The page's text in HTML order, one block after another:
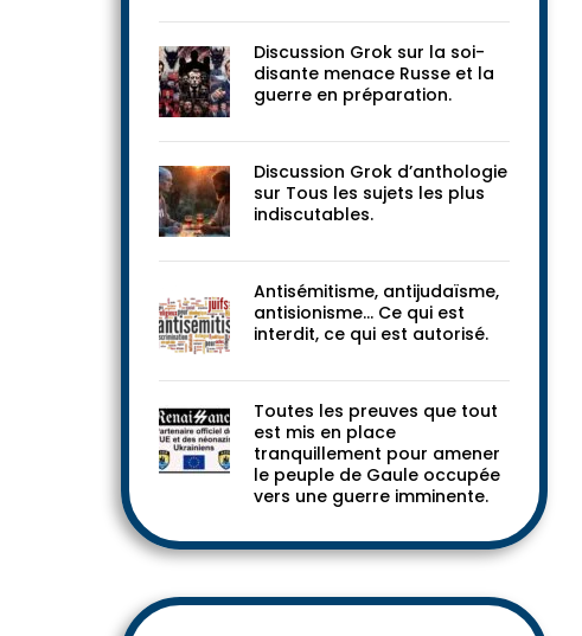
Discussion Grok sur la soi-
disante menace Russe et la
guerre en préparation.
Discussion Grok d’anthologie
sur Tous les sujets les plus
indiscutables.
Antisémitisme, antijudaïsme,
antisionisme… Ce qui est
interdit, ce qui est autorisé.
Toutes les preuves que tout
est mis en place
tranquillement pour amener
le peuple de Gaule occupée
vers une guerre imminente.